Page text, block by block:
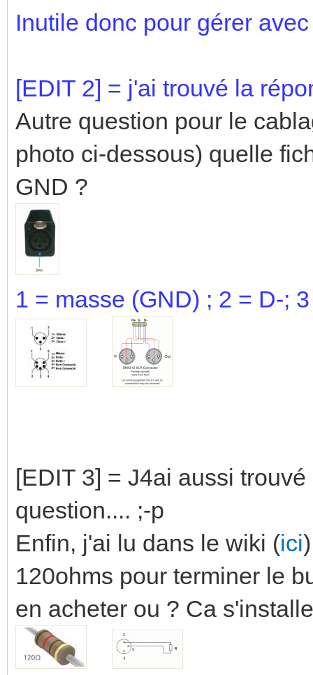
Inutile donc pour gérer
[EDIT 2] = j'ai trouvé la
Autre question pour le
photo ci-dessous) quelle
GND ?
1 = masse (GND) ; 2 = D-;
[EDIT 3] = J4ai aussi
question.... ;-p
Enfin, j'ai lu dans le wiki (ici
120ohms pour terminer le
en acheter ou ? Ca